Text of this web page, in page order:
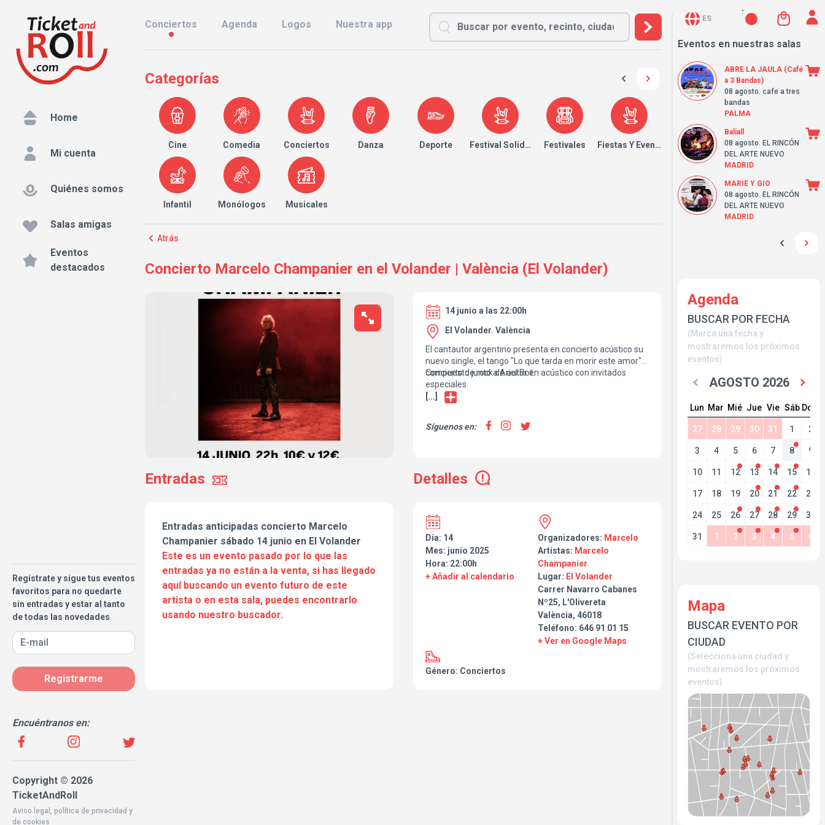
Home
Mi cuenta
Quiénes somos
Salas amigas
Eventos
destacados
Regístrate y sigue tus eventos
favoritos para no quedarte
sin entradas y estar al tanto
de todas las novedades
Registrarme
Encuéntranos en:
Copyright © 2026
TicketAndRoll
Aviso legal , política de privacidad y
de cookies
Conciertos Agenda Logos Nuestra app
Categorías
Cine Comedia Conciertos Danza Deporte Festival Solidario Festivales Fiestas Y Eventos
Infantil Monólogos Musicales
Atrás
Concierto Marcelo Champanier en el Volander | València (El Volander)
14 junio a las 22:00h
El Volander. València
El cantautor argentino presenta en concierto acústico su
nuevo single, el tango "Lo que tarda en morir este amor"
compuesto junto a Ariel Rot.
Concierto de rock de autor en acústico con invitados
especiales.
[...]
Síguenos en:
Entradas Detalles
Entradas anticipadas concierto Marcelo
Champanier sábado 14 junio en El Volander
Este es un evento pasado por lo que las
entradas ya no están a la venta, si has llegado
aquí buscando un evento futuro de este
artista o en esta sala, puedes encontrarlo
usando nuestro buscador.
Día: 14
Mes: junio 2025
Hora: 22:00h
+ Añadir al calendario
Organizadores: Marcelo
Artistas: Marcelo
Champanier
Lugar: El Volander
Carrer Navarro Cabanes
Nº25, L'Olivereta
València, 46018
Teléfono: 646 91 01 15
+ Ver en Google Maps
Género: Conciertos
ES
Eventos en nuestras salas
ABRE LA JAULA (Café
a 3 Bandas)
08 agosto. cafe a tres
bandas
PALMA
Baliall
08 agosto. EL RINCÓN
DEL ARTE NUEVO
MADRID
MARIE Y GIO
08 agosto. EL RINCÓN
DEL ARTE NUEVO
MADRID
Agenda
BUSCAR POR FECHA
(Marca una fecha y
mostraremos los próximos
eventos)
AGOSTO 2026
Lun Mar Mié Jue Vie Sáb Dom
27 28 29 30 31 1 2
3 4 5 6 7 8 9
10 11 12 13 14 15 16
17 18 19 20 21 22 23
24 25 26 27 28 29 30
31 1 2 3 4 5 6
Mapa
BUSCAR EVENTO POR
CIUDAD
(Selecciona una ciudad y
mostraremos los próximos
eventos)